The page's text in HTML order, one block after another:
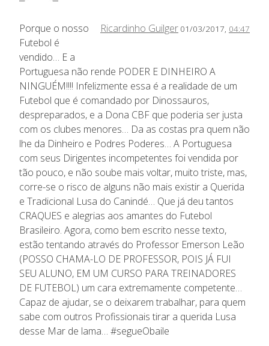
Ricardinho Guilger 01/03/2017, 04:47
Porque o nosso
Futebol é
vendido… E a
Portuguesa não rende PODER E DINHEIRO A
NINGUÉM!!!! Infelizmente essa é a realidade de um
Futebol que é comandado por Dinossauros,
despreparados, e a Dona CBF que poderia ser justa
com os clubes menores… Da as costas pra quem não
lhe da Dinheiro e Podres Poderes… A Portuguesa
com seus Dirigentes incompetentes foi vendida por
tão pouco, e não soube mais voltar, muito triste, mas,
corre-se o risco de alguns não mais existir a Querida
e Tradicional Lusa do Canindé… Que já deu tantos
CRAQUES e alegrias aos amantes do Futebol
Brasileiro. Agora, como bem escrito nesse texto,
estão tentando através do Professor Emerson Leão
(POSSO CHAMA-LO DE PROFESSOR, POIS JÁ FUI
SEU ALUNO, EM UM CURSO PARA TREINADORES
DE FUTEBOL) um cara extremamente competente…
Capaz de ajudar, se o deixarem trabalhar, para quem
sabe com outros Profissionais tirar a querida Lusa
desse Mar de lama… #segueObaile